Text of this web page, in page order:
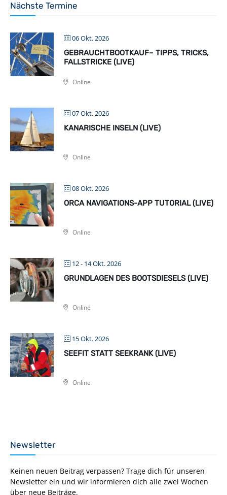
Nächste Termine
06 Okt. 2026
GEBRAUCHTBOOTKAUF– TIPPS, TRICKS,
FALLSTRICKE (LIVE)
Online
07 Okt. 2026
KANARISCHE INSELN (LIVE)
Online
08 Okt. 2026
ORCA NAVIGATIONS-APP TUTORIAL (LIVE)
Online
12 - 14 Okt. 2026
GRUNDLAGEN DES BOOTSDIESELS (LIVE)
Online
15 Okt. 2026
SEEFIT STATT SEEKRANK (LIVE)
Online
Newsletter
Keinen neuen Beitrag verpassen? Trage dich für unseren
Newsletter ein und wir informieren dich alle zwei Wochen
über neue Beiträge.